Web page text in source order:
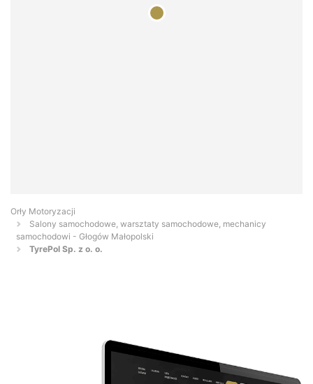
Orły Motoryzacji
Salony samochodowe, warsztaty samochodowe, mechanicy
samochodowi - Głogów Małopolski
TyrePol Sp. z o. o.